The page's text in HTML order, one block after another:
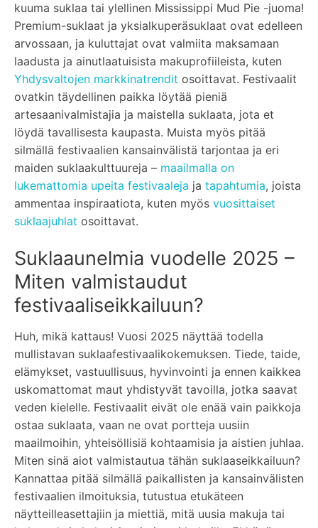
kuuma suklaa tai ylellinen Mississippi Mud Pie -juoma!
Premium-suklaat ja yksialkuperäsuklaat ovat edelleen
arvossaan, ja kuluttajat ovat valmiita maksamaan
laadusta ja ainutlaatuisista makuprofiileista, kuten
Yhdysvaltojen markkinatrendit osoittavat. Festivaalit
ovatkin täydellinen paikka löytää pieniä
artesaanivalmistajia ja maistella suklaata, jota et
löydä tavallisesta kaupasta. Muista myös pitää
silmällä festivaalien kansainvälistä tarjontaa ja eri
maiden suklaakulttuureja – maailmalla on
lukemattomia upeita festivaaleja ja tapahtumia, joista
ammentaa inspiraatiota, kuten myös vuosittaiset
suklaajuhlat osoittavat.
Suklaaunelmia vuodelle 2025 –
Miten valmistaudut
festivaaliseikkailuun?
Huh, mikä kattaus! Vuosi 2025 näyttää todella
mullistavan suklaafestivaalikokemuksen. Tiede, taide,
elämykset, vastuullisuus, hyvinvointi ja ennen kaikkea
uskomattomat maut yhdistyvät tavoilla, jotka saavat
veden kielelle. Festivaalit eivät ole enää vain paikkoja
ostaa suklaata, vaan ne ovat portteja uusiin
maailmoihin, yhteisöllisiä kohtaamisia ja aistien juhlaa.
Miten sinä aiot valmistautua tähän suklaaseikkailuun?
Kannattaa pitää silmällä paikallisten ja kansainvälisten
festivaalien ilmoituksia, tutustua etukäteen
näytteilleasettajiin ja miettiä, mitä uusia makuja tai